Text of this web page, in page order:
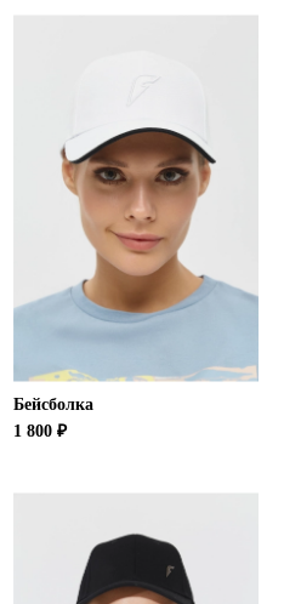
Новосибирская область (3)
Республика Крым (1)
Республика Татарстан (2)
Ростовская область (2)
Самарская область (1)
Санкт-Петербург и ЛО (3)
Саратовская область (1)
Свердловская область (5)
Северная Осетия (2)
Ставропольский край (5)
Томская область (1)
Ханты-Мансийский автономный округ (3)
Челябинская область (2)
Бейсболка
1 800 ₽